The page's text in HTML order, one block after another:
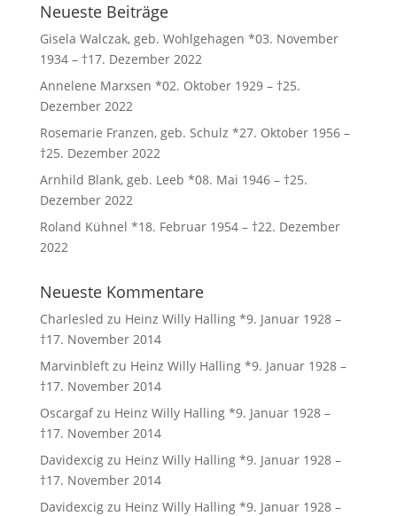
Neueste Beiträge
Gisela Walczak, geb. Wohlgehagen *03. November
1934 – †17. Dezember 2022
Annelene Marxsen *02. Oktober 1929 – †25.
Dezember 2022
Rosemarie Franzen, geb. Schulz *27. Oktober 1956 –
†25. Dezember 2022
Arnhild Blank, geb. Leeb *08. Mai 1946 – †25.
Dezember 2022
Roland Kühnel *18. Februar 1954 – †22. Dezember
2022
Neueste Kommentare
Charlesled zu Heinz Willy Halling *9. Januar 1928 –
†17. November 2014
Marvinbleftzu Heinz Willy Halling *9. Januar 1928 –
†17. November 2014
Oscargafzu Heinz Willy Halling *9. Januar 1928 –
†17. November 2014
Davidexcigzu Heinz Willy Halling *9. Januar 1928 –
†17. November 2014
Davidexcigzu Heinz Willy Halling *9. Januar 1928 –